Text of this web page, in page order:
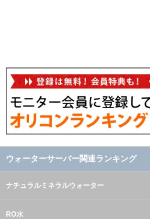
ウォーターサーバー関連ランキング
ナチュラルミネラルウォーター
RO水